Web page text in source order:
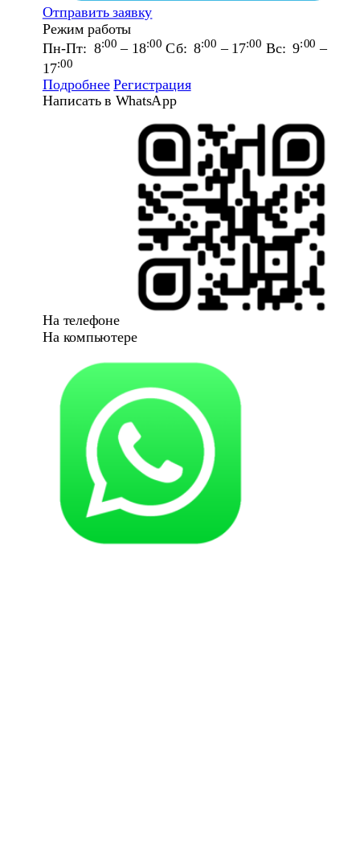
Отправить заявку
Режим работы
Пн-Пт: 8:00 – 18:00 Сб: 8:00 – 17:00 Вс: 9:00 –
17:00
Подробнее Регистрация
Написать в WhatsApp
На телефоне
На компьютере